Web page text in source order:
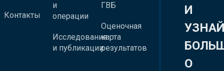
Контакты
и
операции
Исследования
и публикации
ГВБ
Оценочная
карта
результатов
И
О